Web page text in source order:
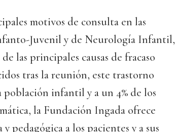
motivos de consulta en las
Juvenil y de Neurología Infantil,
las principales causas de fracaso
tras la reunión, este trastorno
población infantil y a un 4% de los
la Fundación Ingada ofrece
pedagógica a los pacientes y a sus